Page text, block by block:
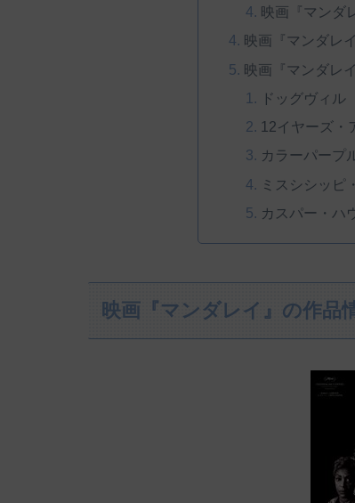
映画『マンダ
映画『マンダレ
映画『マンダレ
ドッグヴィル
12イヤーズ・
カラーパープ
ミスシシッピ
カスパー・ハ
映画『マンダレイ』の作品